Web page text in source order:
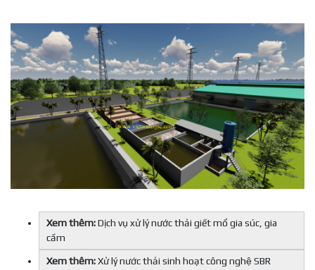
Xem thêm:Dịch vụ xử lý nước thải giết mổ gia súc, gia
cầm
Xem thêm:Xử lý nước thải sinh hoạt công nghệ SBR